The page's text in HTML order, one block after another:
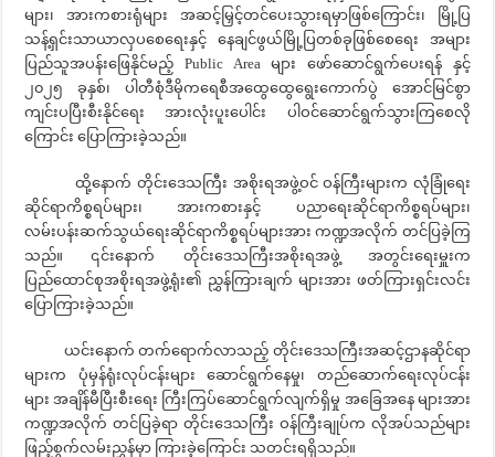
များ၊ အားကစားရုံများ အဆင့်မြှင့်တင်ပေးသွားရမှာဖြစ်ကြောင်း၊ မြို့ပြ
သန့်ရှင်းသာယာလှပစေရေးနှင့် နေချင်ဖွယ်မြို့ပြတစ်ခုဖြစ်စေရေး အများ
ပြည်သူအပန်းဖြေနိုင်မည့် Public Area များ ဖော်ဆောင်ရွက်ပေးရန် နှင့်
၂၀၂၅ ခုနှစ်၊ ပါတီစုံဒီမိုကရေစီအထွေထွေရွေးကောက်ပွဲ အောင်မြင်စွာ
ကျင်းပပြီးစီးနိုင်ရေး အားလုံးပူးပေါင်း ပါဝင်ဆောင်ရွက်သွားကြစေလို
ကြောင်း ပြောကြားခဲ့သည်။
ထို့နောက် တိုင်းဒေသကြီး အစိုးရအဖွဲ့ဝင် ဝန်ကြီးများက လုံခြုံရေး
ဆိုင်ရာကိစ္စရပ်များ၊ အားကစားနှင့် ပညာရေးဆိုင်ရာကိစ္စရပ်များ၊
လမ်းပန်းဆက်သွယ်ရေးဆိုင်ရာကိစ္စရပ်များအား ကဏ္ဍအလိုက် တင်ပြခဲ့ကြ
သည်။ ၎င်းနောက် တိုင်းဒေသကြီးအစိုးရအဖွဲ့ အတွင်းရေးမှူးက
ပြည်ထောင်စုအစိုးရအဖွဲ့ရုံး၏ ညွှန်ကြားချက် များအား ဖတ်ကြားရှင်းလင်း
ပြောကြားခဲ့သည်။
ယင်းနောက် တက်ရောက်လာသည့် တိုင်းဒေသကြီးအဆင့်ဌာနဆိုင်ရာ
များက ပုံမှန်ရုံးလုပ်ငန်းများ ဆောင်ရွက်နေမှု၊ တည်ဆောက်ရေးလုပ်ငန်း
များ အချိန်မီပြီးစီးရေး ကြီးကြပ်ဆောင်ရွက်လျက်ရှိမှု အခြေအနေ များအား
ကဏ္ဍအလိုက် တင်ပြခဲ့ရာ တိုင်းဒေသကြီး ဝန်ကြီးချုပ်က လိုအပ်သည်များ
ဖြည့်စွက်လမ်းညွှန်မှာ ကြားခဲ့ကြောင်း သတင်းရရှိသည်။